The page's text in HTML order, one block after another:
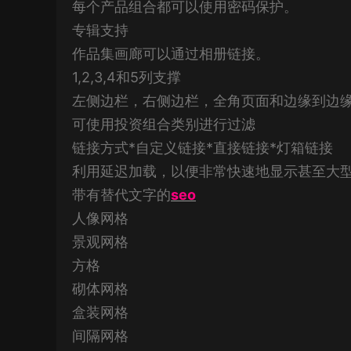
每个产品组合都可以使用密码保护。
专辑支持
作品集画廊可以通过相册链接。
1,2,3,4和5列支撑
左侧边栏，右侧边栏，全角页面和边缘到边
可使用投资组合类别进行过滤
链接方式*自定义链接*直接链接*灯箱链接
利用延迟加载，以便非常快速地显示甚至大型
带有替代文字的seo
人像网格
景观网格
方格
砌体网格
盒装网格
间隔网格